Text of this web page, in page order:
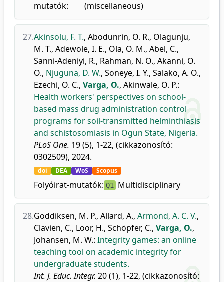
mutatók:
(miscellaneous)
27.Akinsolu, F. T., Abodunrin, O. R., Olagunju,
M. T., Adewole, I. E., Ola, O. M., Abel, C.,
Sanni-Adeniyi, R., Rahman, N. O., Akanni, O.
O., Njuguna, D. W., Soneye, I. Y., Salako, A. O.,
Ezechi, O. C., Varga, O., Akinwale, O. P.:
Health workers' perspectives on school-
based mass drug administration control
programs for soil-transmitted helminthiasis
and schistosomiasis in Ogun State, Nigeria.
PLoS One. 19 (5), 1-22, (cikkazonosító:
0302509), 2024.
doi DEA WoS Scopus
Folyóirat-mutatók: Q1 Multidisciplinary
28.Goddiksen, M. P., Allard, A., Armond, A. C. V.,
Clavien, C., Loor, H., Schöpfer, C., Varga, O.,
Johansen, M. W.: Integrity games: an online
teaching tool on academic integrity for
undergraduate students.
Int. J. Educ. Integr. 20 (1), 1-22, (cikkazonosító: